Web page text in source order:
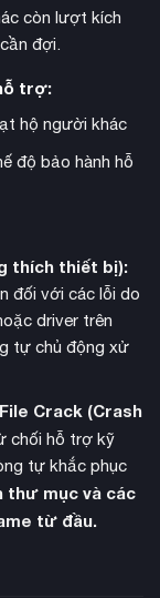
trong đó có giải
Innocence
về tình anh em
sử.
còn lượt kích
đợi.
trợ:
hộ người khác
độ bảo hành hỗ
thích thiết bị):
đối với các lỗi do
driver trên
tự chủ động xử
Crack (Crash
chối hỗ trợ kỹ
tự khắc phục
thư mục và các
từ đầu.